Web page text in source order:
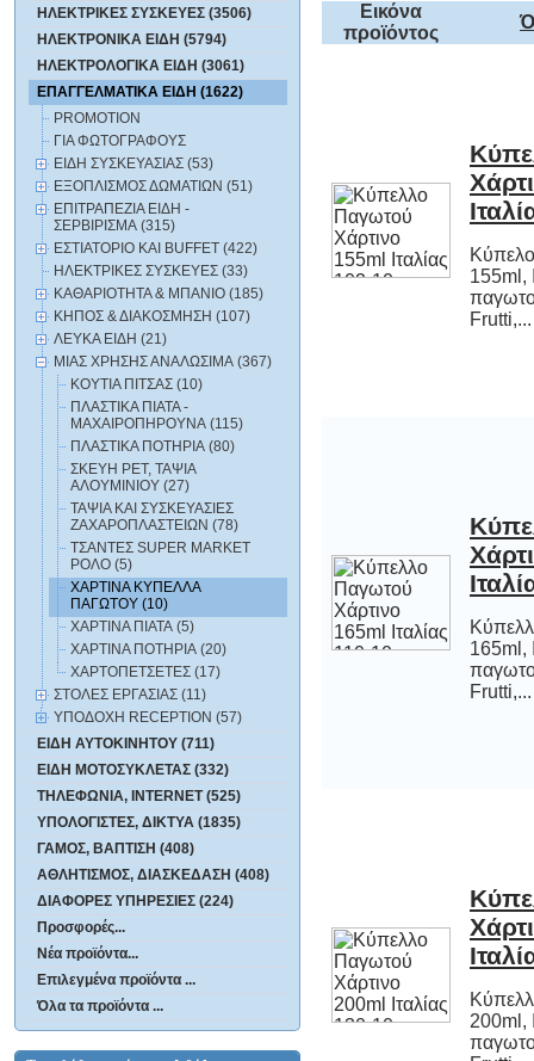
ΗΛΕΚΤΡΙΚΕΣ ΣΥΣΚΕΥΕΣ (3506)
ΗΛΕΚΤΡΟΝΙΚΑ ΕΙΔΗ (5794)
ΗΛΕΚΤΡΟΛΟΓΙΚΑ ΕΙΔΗ (3061)
ΕΠΑΓΓΕΛΜΑΤΙΚΑ ΕΙΔΗ (1622)
PROMOTION
ΓΙΑ ΦΩΤΟΓΡΑΦΟΥΣ
ΕΙΔΗ ΣΥΣΚΕΥΑΣΙΑΣ (53)
ΕΞΟΠΛΙΣΜΟΣ ΔΩΜΑΤΙΩΝ (51)
ΕΠΙΤΡΑΠΕΖΙΑ ΕΙΔΗ -
ΣΕΡΒΙΡΙΣΜΑ (315)
ΕΣΤΙΑΤΟΡΙΟ ΚΑΙ BUFFET (422)
ΗΛΕΚΤΡΙΚΕΣ ΣΥΣΚΕΥΕΣ (33)
ΚΑΘΑΡΙΟΤΗΤΑ & ΜΠΑΝΙΟ (185)
ΚΗΠΟΣ & ΔΙΑΚΟΣΜΗΣΗ (107)
ΛΕΥΚΑ ΕΙΔΗ (21)
ΜΙΑΣ ΧΡΗΣΗΣ ΑΝΑΛΩΣΙΜΑ (367)
ΚΟΥΤΙΑ ΠΙΤΣΑΣ (10)
ΠΛΑΣΤΙΚΑ ΠΙΑΤΑ -
ΜΑΧΑΙΡΟΠΗΡΟΥΝΑ (115)
ΠΛΑΣΤΙΚΑ ΠΟΤΗΡΙΑ (80)
ΣΚΕΥΗ PET, ΤΑΨΙΑ
ΑΛΟΥΜΙΝΙΟΥ (27)
ΤΑΨΙΑ ΚΑΙ ΣΥΣΚΕΥΑΣΙΕΣ
ΖΑΧΑΡΟΠΛΑΣΤΕΙΩΝ (78)
ΤΣΑΝΤΕΣ SUPER MARKET
ΡΟΛΟ (5)
ΧΑΡΤΙΝΑ ΚΥΠΕΛΛΑ
ΠΑΓΩΤΟΥ (10)
ΧΑΡΤΙΝΑ ΠΙΑΤΑ (5)
ΧΑΡΤΙΝΑ ΠΟΤΗΡΙΑ (20)
ΧΑΡΤΟΠΕΤΣΕΤΕΣ (17)
ΣΤΟΛΕΣ ΕΡΓΑΣΙΑΣ (11)
ΥΠΟΔΟΧΗ RECEPTION (57)
ΕΙΔΗ ΑΥΤΟΚΙΝΗΤΟΥ (711)
ΕΙΔΗ ΜΟΤΟΣΥΚΛΕΤΑΣ (332)
ΤΗΛΕΦΩΝΙΑ, INTERNET (525)
ΥΠΟΛΟΓΙΣΤΕΣ, ΔΙΚΤΥΑ (1835)
ΓΑΜΟΣ, ΒΑΠΤΙΣΗ (408)
ΑΘΛΗΤΙΣΜΟΣ, ΔΙΑΣΚΕΔΑΣΗ (408)
ΔΙΑΦΟΡΕΣ ΥΠΗΡΕΣΙΕΣ (224)
Προσφορές...
Νέα προϊόντα...
Επιλεγμένα προϊόντα ...
Όλα τα προϊόντα ...
Εικόνα
προϊόντος
155ml,
Frutti,...
165ml,
Frutti,...
200ml,